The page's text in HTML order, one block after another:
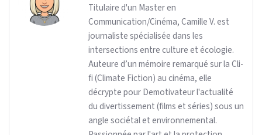
Titulaire d'un Master en
Communication/Cinéma, Camille V. est
journaliste spécialisée dans les
intersections entre culture et écologie.
Auteure d’un mémoire remarqué sur la Cli-
fi (Climate Fiction) au cinéma, elle
décrypte pour Demotivateur l'actualité
du divertissement (films et séries) sous un
angle sociétal et environnemental.